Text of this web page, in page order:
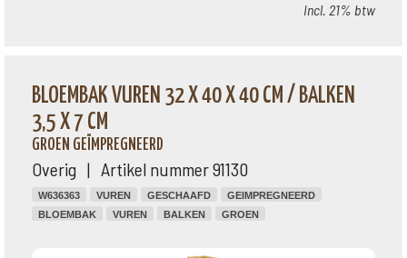
Incl. 21% btw
BLOEMBAK VUREN 32 X 40 X 40 CM / BALKEN
3,5 X 7 CM
GROEN GEÏMPREGNEERD
Overig | Artikel nummer 91130
W636363 VUREN GESCHAAFD
GEIMPREGNEERD
BLOEMBAK
VUREN BALKEN GROEN